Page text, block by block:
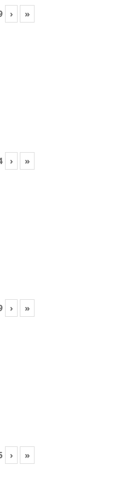
› »
› »
› »
› »